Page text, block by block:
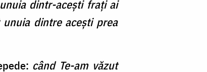
dintr-aceşti fraţi ai
dintre aceşti prea
când Te-am văzut